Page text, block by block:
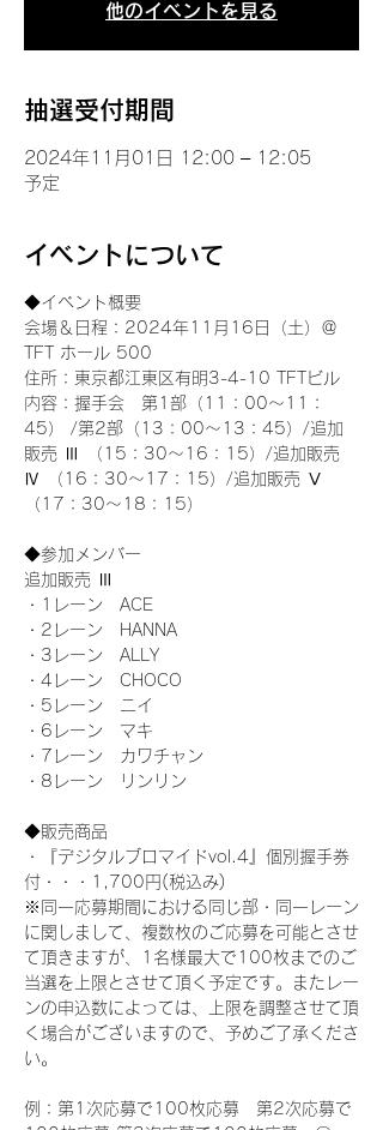
他のイベントを見る
抽選受付期間
2024年11月01日 12:00 – 12:05
予定
イベントについて
◆イベント概要
会場＆日程：2024年11月16日（土）＠
TFT ホール 500
住所：東京都江東区有明3-4-10 TFTビル
内容：握手会　第1部（11：00～11：
45） /第2部（13：00～13：45）/追加
販売 Ⅲ （15：30～16：15）/追加販売
Ⅳ （16：30～17：15）/追加販売 Ⅴ
（17：30～18：15）
◆参加メンバー
追加販売 Ⅲ
・1レーン　ACE
・2レーン　HANNA
・3レーン　ALLY
・4レーン　CHOCO
・5レーン　ニイ
・6レーン　マキ
・7レーン　カワチャン
・8レーン　リンリン
◆販売商品
・『デジタルブロマイドvol.4』個別握手券
付・・・1,700円(税込み)
※同一応募期間における同じ部・同一レーン
に関しまして、複数枚のご応募を可能とさせ
て頂きますが、1名様最大で100枚までのご
当選を上限とさせて頂く予定です。またレー
ンの申込数によっては、上限を調整させて頂
く場合がございますので、予めご了承くださ
い。
例：第1次応募で100枚応募　第2次応募で